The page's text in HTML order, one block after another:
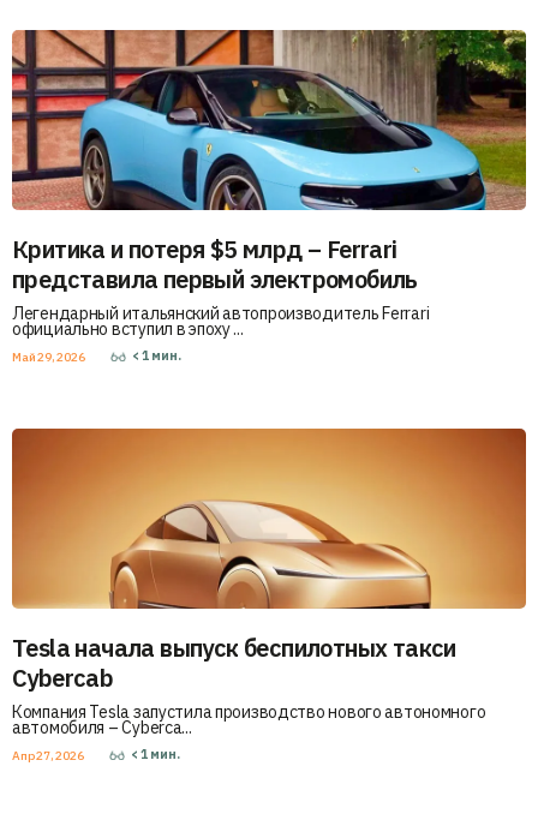
Критика и потеря $5 млрд – Ferrari
представила первый электромобиль
Легендарный итальянский автопроизводитель Ferrari
официально вступил в эпоху ...
Май 29, 2026 < 1 мин.
Tesla начала выпуск беспилотных такси
Cybercab
Компания Tesla запустила производство нового автономного
автомобиля – Cyberca...
Апр 27, 2026 < 1 мин.